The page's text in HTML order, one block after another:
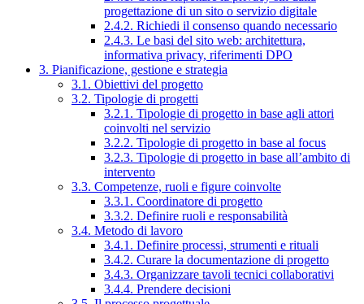
progettazione di un sito o servizio digitale
2.4.2. Richiedi il consenso quando necessario
2.4.3. Le basi del sito web: architettura,
informativa privacy, riferimenti DPO
3. Pianificazione, gestione e strategia
3.1. Obiettivi del progetto
3.2. Tipologie di progetti
3.2.1. Tipologie di progetto in base agli attori
coinvolti nel servizio
3.2.2. Tipologie di progetto in base al focus
3.2.3. Tipologie di progetto in base all’ambito di
intervento
3.3. Competenze, ruoli e figure coinvolte
3.3.1. Coordinatore di progetto
3.3.2. Definire ruoli e responsabilità
3.4. Metodo di lavoro
3.4.1. Definire processi, strumenti e rituali
3.4.2. Curare la documentazione di progetto
3.4.3. Organizzare tavoli tecnici collaborativi
3.4.4. Prendere decisioni